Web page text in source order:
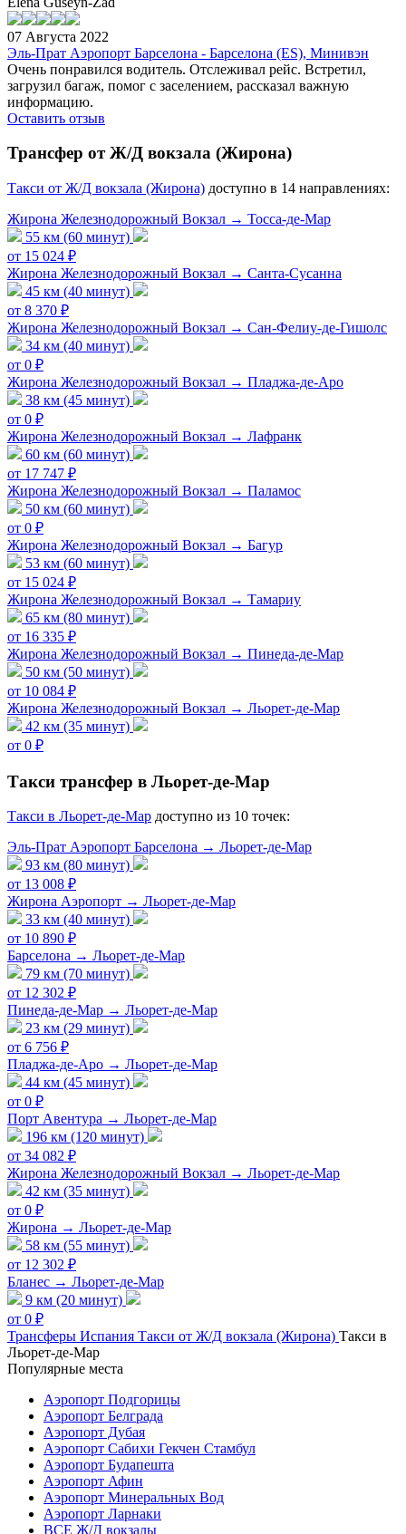
07 Августа 2022
Эль-Прат Аэропорт Барселона - Барселона (ES), Минивэн
Очень понравился водитель. Отслеживал рейс. Встретил,
загрузил багаж, помог с заселением, рассказал важную
информацию.
Оставить отзыв
Трансфер от Ж/Д вокзала (Жирона)
Tакси от Ж/Д вокзала (Жирона) доступно в 14 направлениях:
Жирона Железнодорожный Вокзал → Тосса-де-Мар
55 км (60 минут)
от 15 024 ₽
Жирона Железнодорожный Вокзал → Санта-Сусанна
45 км (40 минут)
от 8 370 ₽
Жирона Железнодорожный Вокзал → Сан-Фелиу-де-Гишолс
34 км (40 минут)
от 0 ₽
Жирона Железнодорожный Вокзал → Пладжа-де-Аро
38 км (45 минут)
от 0 ₽
Жирона Железнодорожный Вокзал → Лафранк
60 км (60 минут)
от 17 747 ₽
Жирона Железнодорожный Вокзал → Паламос
50 км (60 минут)
от 0 ₽
Жирона Железнодорожный Вокзал → Багур
53 км (60 минут)
от 15 024 ₽
Жирона Железнодорожный Вокзал → Тамариу
65 км (80 минут)
от 16 335 ₽
Жирона Железнодорожный Вокзал → Пинеда-де-Мар
50 км (50 минут)
от 10 084 ₽
Жирона Железнодорожный Вокзал → Льорет-де-Мар
42 км (35 минут)
от 0 ₽
Такси трансфер в Льорет-де-Мар
Такси в Льорет-де-Мар доступно из 10 точек:
Эль-Прат Аэропорт Барселона → Льорет-де-Мар
93 км (80 минут)
от 13 008 ₽
Жирона Аэропорт → Льорет-де-Мар
33 км (40 минут)
от 10 890 ₽
Барселона → Льорет-де-Мар
79 км (70 минут)
от 12 302 ₽
Пинеда-де-Мар → Льорет-де-Мар
23 км (29 минут)
от 6 756 ₽
Пладжа-де-Аро → Льорет-де-Мар
44 км (45 минут)
от 0 ₽
Порт Авентура → Льорет-де-Мар
196 км (120 минут)
от 34 082 ₽
Жирона Железнодорожный Вокзал → Льорет-де-Мар
42 км (35 минут)
от 0 ₽
Жирона → Льорет-де-Мар
58 км (55 минут)
от 12 302 ₽
Бланес → Льорет-де-Мар
9 км (20 минут)
от 0 ₽
Трансферы Испания Такси от Ж/Д вокзала (Жирона) Такси в
Льорет-де-Мар
Популярные места
Аэропорт Подгорицы
Аэропорт Белграда
Аэропорт Дубая
Аэропорт Сабихи Гекчен Стамбул
Аэропорт Будапешта
Аэропорт Афин
Аэропорт Минеральных Вод
Аэропорт Ларнаки
ВСЕ Ж/Д вокзалы